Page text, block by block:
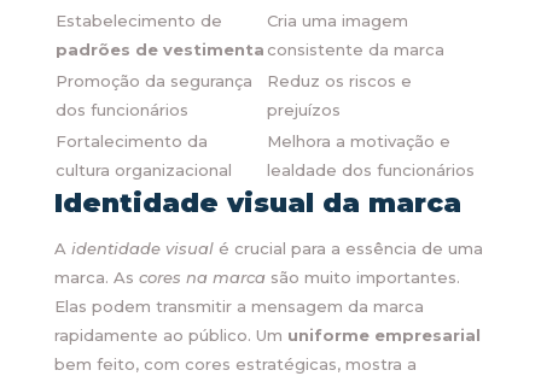
Estabelecimento de
padrões de vestimenta
Cria uma imagem
consistente da marca
Promoção da segurança
dos funcionários
Reduz os riscos e
prejuízos
Fortalecimento da
cultura organizacional
Melhora a motivação e
lealdade dos funcionários
Identidade visual da marca
A identidade visualé crucial para a essência de uma
marca. As cores na marcasão muito importantes.
Elas podem transmitir a mensagem da marca
rapidamente ao público. Um uniforme empresarial
bem feito, com cores estratégicas, mostra a